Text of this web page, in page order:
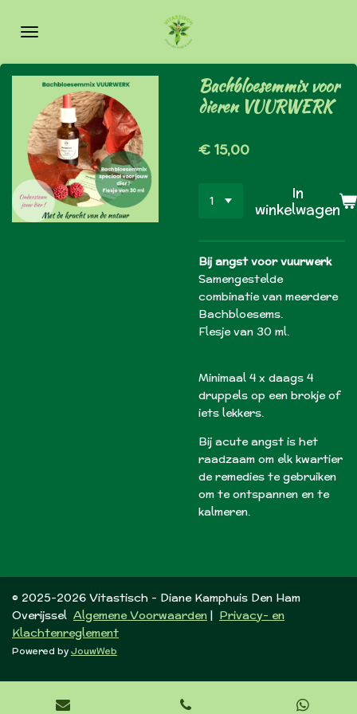
direct
hoofdinhoud
Bachbloesemmix voor
dieren VUURWERK
€ 15,00
In
winkelwagen
Bij angst voor vuurwerk
Samengestelde
combinatie van meerdere
Bachbloesems.
Flesje van 30 ml.
Minimaal 4 x daags 4
druppels op een brokje of
iets lekkers.
Bij acute angst is het
raadzaam om elk kwartier
de remedies te gebruiken
om te ontspannen en te
kalmeren.
© 2025-2026 Vitastisch - Diane Kamphuis Den Ham
Overijssel Algemene Voorwaarden | Privacy- en
Klachtenreglement
Powered byJouwWeb